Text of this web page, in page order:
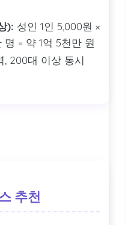
): 성인 1인 5,000원 ×
= 약 1억 5천만 원
, 200대 이상 동시
추천